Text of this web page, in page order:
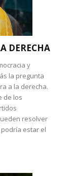
DERECHA
y
la pregunta
a la derecha.
de los
resolver
estar el